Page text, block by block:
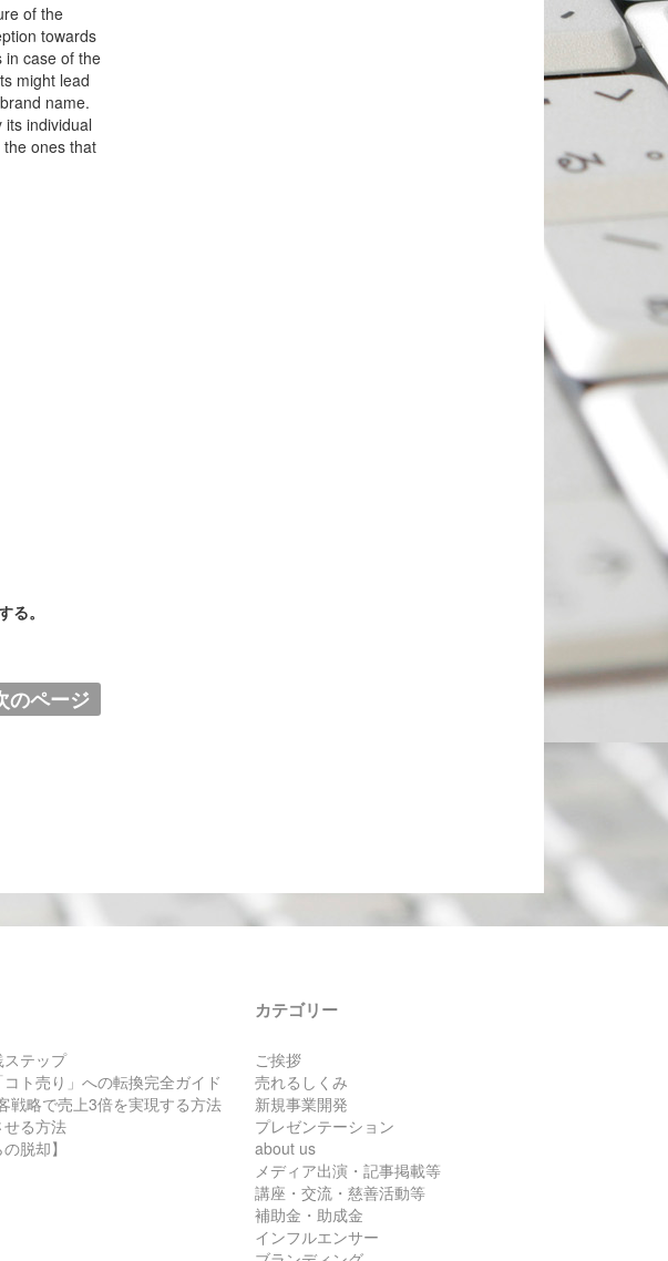
of the
towards
in case of the
might lead
name.
individual
ones that
。
のページ
ステップ
ト売り」への転換完全ガイド
戦略で売上3倍を実現する方法
る方法
脱却】
カテゴリー
ご挨拶
売れるしくみ
新規事業開発
プレゼンテーション
about us
メディア出演・記事掲載等
講座・交流・慈善活動等
補助金・助成金
インフルエンサー